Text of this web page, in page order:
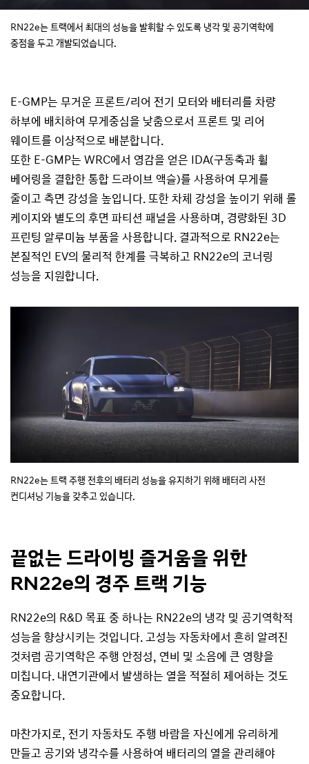
RN22e는 트랙에서 최대의 성능을 발휘할 수 있도록 냉각 및 공기역학에
중점을 두고 개발되었습니다.
E-GMP는 무거운 프론트/리어 전기 모터와 배터리를 차량
하부에 배치하여 무게중심을 낮춤으로서 프론트 및 리어
웨이트를 이상적으로 배분합니다.
또한 E-GMP는 WRC에서 영감을 얻은 IDA(구동축과 휠
베어링을 결합한 통합 드라이브 액슬)를 사용하여 무게를
줄이고 측면 강성을 높입니다. 또한 차체 강성을 높이기 위해 롤
케이지와 별도의 후면 파티션 패널을 사용하며, 경량화된 3D
프린팅 알루미늄 부품을 사용합니다. 결과적으로 RN22e는
본질적인 EV의 물리적 한계를 극복하고 RN22e의 코너링
성능을 지원합니다.
RN22e는 트랙 주행 전후의 배터리 성능을 유지하기 위해 배터리 사전
컨디셔닝 기능을 갖추고 있습니다.
끝없는 드라이빙 즐거움을 위한
RN22e의 경주 트랙 기능
RN22e의 R&D 목표 중 하나는 RN22e의 냉각 및 공기역학적
성능을 향상시키는 것입니다. 고성능 자동차에서 흔히 알려진
것처럼 공기역학은 주행 안정성, 연비 및 소음에 큰 영향을
미칩니다. 내연기관에서 발생하는 열을 적절히 제어하는 것도
중요합니다.
마찬가지로, 전기 자동차도 주행 바람을 자신에게 유리하게
만들고 공기와 냉각수를 사용하여 배터리의 열을 관리해야